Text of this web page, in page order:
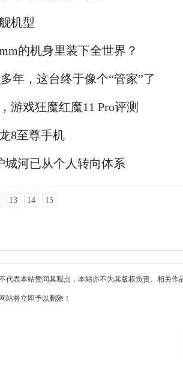
机型
的机身里装下全世界？
年，这台终于像个“管家”了
游戏狂魔红魔11 Pro评测
8至尊手机
城河已从个人转向体系
13 14 15
代表本站赞同其观点，本站亦不为其版权负责。相关
站将立即予以删除！